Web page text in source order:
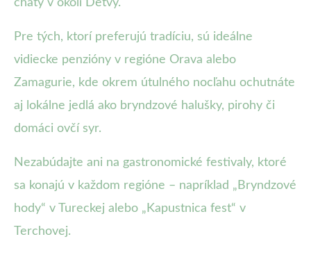
chaty v okolí Detvy.
Pre tých, ktorí preferujú tradíciu, sú ideálne
vidiecke penzióny v regióne Orava alebo
Zamagurie, kde okrem útulného nocľahu ochutnáte
aj lokálne jedlá ako bryndzové halušky, pirohy či
domáci ovčí syr.
Nezabúdajte ani na gastronomické festivaly, ktoré
sa konajú v každom regióne – napríklad „Bryndzové
hody“ v Tureckej alebo „Kapustnica fest“ v
Terchovej.